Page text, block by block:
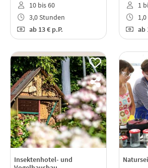
10 bis 60
3,0 Stunden
ab13 € p.P.
1
ab
Insektenhotel- und